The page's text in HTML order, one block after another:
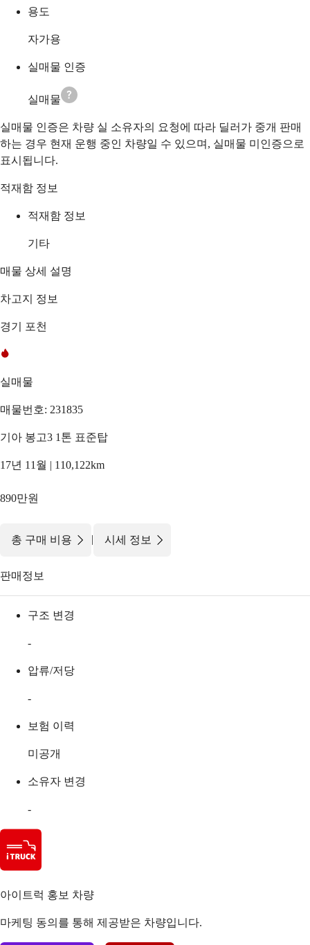
용도
자가용
실매물 인증
실매물
실매물 인증은 차량 실 소유자의 요청에 따라 딜러가 중개 판매
하는 경우 현재 운행 중인 차량일 수 있으며, 실매물 미인증으로
표시됩니다.
적재함 정보
적재함 정보
기타
매물 상세 설명
차고지 정보
경기 포천
실매물
매물번호: 231835
기아 봉고3 1톤 표준탑
17년 11월 | 110,122km
890만원
총 구매 비용 | 시세 정보
판매정보
구조 변경
-
압류/저당
-
보험 이력
미공개
소유자 변경
-
아이트럭 홍보 차량
마케팅 동의를 통해 제공받은 차량입니다.